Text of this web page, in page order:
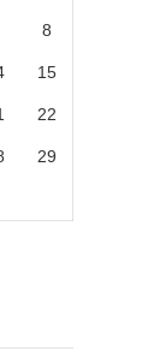
8
15
22
29